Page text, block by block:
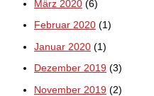
März 2020 (6)
Februar 2020 (1)
Januar 2020 (1)
Dezember 2019 (3)
November 2019 (2)